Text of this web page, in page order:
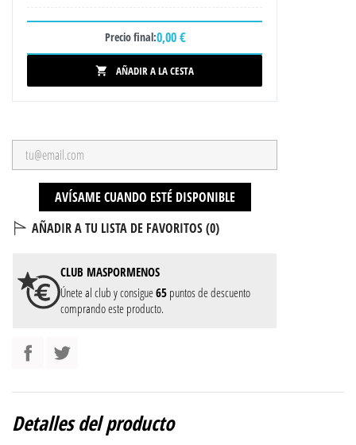
Precio final:0,00 €
 AÑADIR A LA CESTA
AVÍSAME CUANDO ESTÉ DISPONIBLE
AÑADIR A TU LISTA DE FAVORITOS (0)
CLUB MASPORMENOS
Únete al club y consigue65 puntos de descuento
comprando este producto.
Detalles del producto